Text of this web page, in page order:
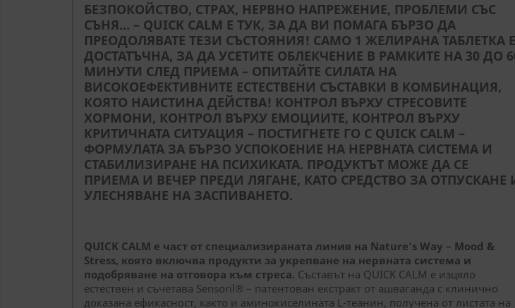
БЕЗПОКОЙСТВО, СТРАХ, НЕРВНО НАПРЕЖЕНИЕ, ПРОБЛЕМИ СЪС
СЪНЯ… – QUICK CALM Е ТУК, ЗА ДА ВИ ПОМАГА БЪРЗО ДА
ПРЕОДОЛЯВАТЕ ТЕЗИ СЪСТОЯНИЯ! САМО 1 ЖЕЛИРАНА ТАБЛЕТКА Е
ДОСТАТЪЧНА, ЗА ДА УСЕТИТЕ ОБЛЕКЧЕНИЕ В РАМКИТЕ НА 30 ДО
МИНУТИ СЛЕД ПРИЕМА – ОПИТАЙТЕ СИЛАТА НА
ВИСОКОЕФЕКТИВНИТЕ ЕСТЕСТВЕНИ СЪСТАВКИ В КОМБИНАЦИЯ,
КОЯТО НАИСТИНА ДЕЙСТВА! КОНТРОЛ ВЪРХУ СТРЕСОВИТЕ
ХОРМОНИ, КОНТРОЛ ВЪРХУ ЕМОЦИИТЕ, КОНТРОЛ ВЪРХУ
КРИТИЧНАТА СИТУАЦИЯ – ПОСТИГНЕТЕ ГО С QUICK CALM –
ФОРМУЛАТА ЗА БЪРЗО УСПОКОЕНИЕ НА НЕРВНАТА СИСТЕМА И
СТАБИЛИЗИРАНЕ НА ПСИХИКАТА. ПРОДУКТЪТ МОЖЕ ДА СЕ
ПРИЕМА И ВЕЧЕР ПРЕДИ ЛЯГАНЕ, КАТО СРЕДСТВО ЗА ОТПУСКАНЕ
УЛЕСНЯВАНЕ НА ЗАСПИВАНЕТО.
QUICK CALM е част от специализираната линия на Nature’s Way – Mood &
Stress, която включва продукти за укрепване на нервната система и
подобряване на отговора към стреса. Съставът на QUICK CALM е изцяло
естествен и съчетава Sensoril® – патентован екстракт от ашваганда с клинично
доказана ефикасност, както и аминокиселината L-теанин, получена от листата на